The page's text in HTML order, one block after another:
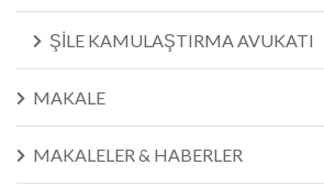
ŞİLE KAMULAŞTIRMA AVUKATI
MAKALE
MAKALELER & HABERLER